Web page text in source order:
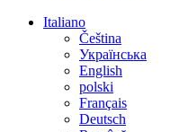
Italiano
Čeština
Українська
English
polski
Français
Deutsch